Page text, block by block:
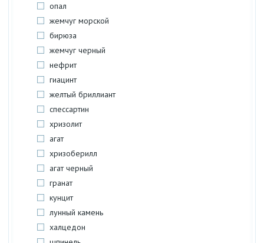
опал
жемчуг морской
бирюза
жемчуг черный
нефрит
гиацинт
желтый бриллиант
спессартин
хризолит
агат
хризоберилл
агат черный
гранат
кунцит
лунный камень
халцедон